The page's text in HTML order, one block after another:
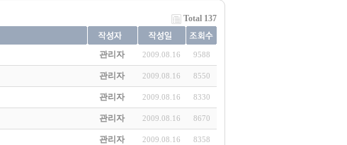
Total 137
관리자 2009.08.16 9588
관리자 2009.08.16 8550
관리자 2009.08.16 8330
관리자 2009.08.16 8670
관리자 2009.08.16 8358